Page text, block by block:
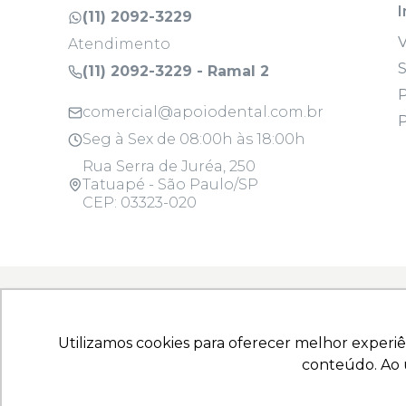
Utilizamos cookies para oferecer melhor
conteúdo. Ao
Utilizamos cookies para oferecer melhor
conteúdo. Ao
(11) 2092-3229
Atendimento
(11) 2092-3229 - Ramal 2
comercial@apoiodental.com.br
Seg à Sex de 08:00h às 18:00h
Rua Serra de Juréa, 250
Tatuapé - São Paulo/SP
CEP: 03323-020
Copyright © 2025 - Todos os direitos
10.925.214/0001-22 | Rua Serra de Juréa, 250 -
Produtos para Saúde (Correlatos): 8.08.058-9,